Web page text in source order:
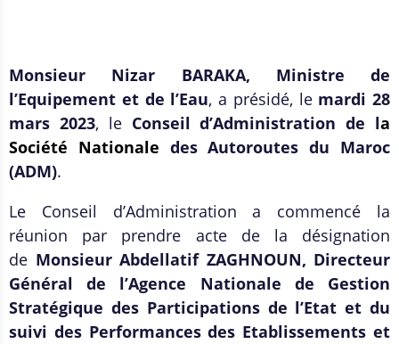
Monsieur Nizar BARAKA, Ministre de
l’Equipement et de l’Eau, a présidé, le mardi 28
mars 2023, le Conseil d’Administration de la
Société Nationale des Autoroutes du Maroc
(ADM).
Le Conseil d’Administration a commencé la
réunion par prendre acte de la désignation
de Monsieur Abdellatif ZAGHNOUN, Directeur
Général de l’Agence Nationale de Gestion
Stratégique des Participations de l’Etat et du
suivi des Performances des Etablissements et